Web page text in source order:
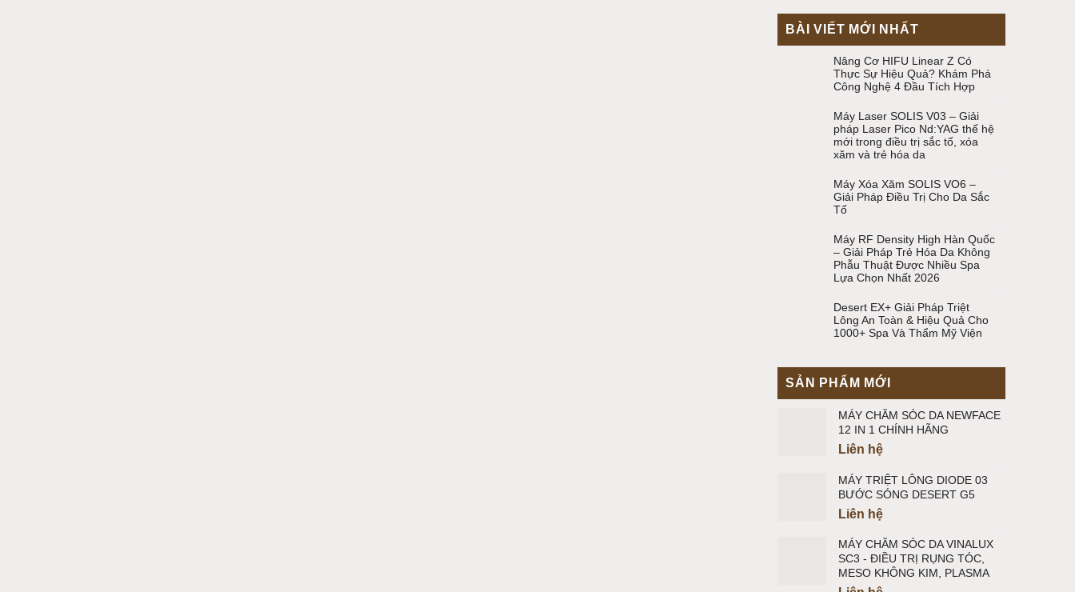
BÀI VIẾT MỚI NHẤT
Nâng Cơ HIFU Linear Z Có
Thực Sự Hiệu Quả? Khám Phá
Công Nghệ 4 Đầu Tích Hợp
Máy Laser SOLIS V03 – Giải
pháp Laser Pico Nd:YAG thế hệ
mới trong điều trị sắc tố, xóa
xăm và trẻ hóa da
Máy Xóa Xăm SOLIS VO6 –
Giải Pháp Điều Trị Cho Da Sắc
Tố
Máy RF Density High Hàn Quốc
– Giải Pháp Trẻ Hóa Da Không
Phẫu Thuật Được Nhiều Spa
Lựa Chọn Nhất 2026
Desert EX+ Giải Pháp Triệt
Lông An Toàn & Hiệu Quả Cho
1000+ Spa Và Thẩm Mỹ Viện
SẢN PHẨM MỚI
MÁY CHĂM SÓC DA NEWFACE
12 IN 1 CHÍNH HÃNG
Liên hệ
MÁY TRIỆT LÔNG DIODE 03
BƯỚC SÓNG DESERT G5
Liên hệ
MÁY CHĂM SÓC DA VINALUX
SC3 - ĐIỀU TRỊ RỤNG TÓC,
MESO KHÔNG KIM, PLASMA